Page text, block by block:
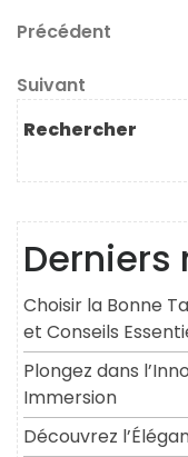
Navigation
de
l’article
Article
Précédent
Article
suivant
Suivant
Rechercher
Derniers
Choisir la Bonne
et Conseils
Plongez dans
Immersion
Découvrez